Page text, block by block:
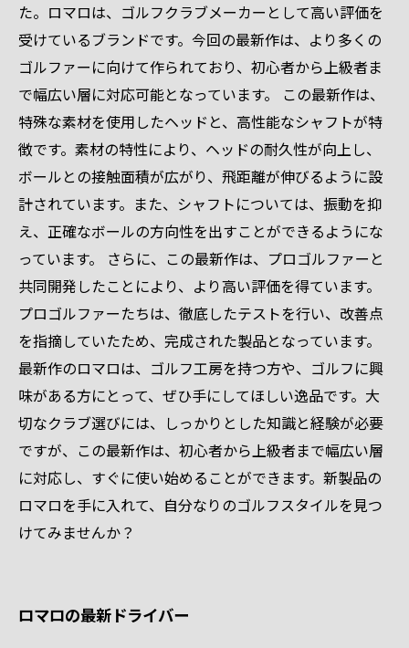
た。ロマロは、ゴルフクラブメーカーとして高い評価を
受けているブランドです。今回の最新作は、より多くの
ゴルファーに向けて作られており、初心者から上級者ま
で幅広い層に対応可能となっています。 この最新作は、
特殊な素材を使用したヘッドと、高性能なシャフトが特
徴です。素材の特性により、ヘッドの耐久性が向上し、
ボールとの接触面積が広がり、飛距離が伸びるように設
計されています。また、シャフトについては、振動を抑
え、正確なボールの方向性を出すことができるようにな
っています。 さらに、この最新作は、プロゴルファーと
共同開発したことにより、より高い評価を得ています。
プロゴルファーたちは、徹底したテストを行い、改善点
を指摘していたため、完成された製品となっています。
最新作のロマロは、ゴルフ工房を持つ方や、ゴルフに興
味がある方にとって、ぜひ手にしてほしい逸品です。大
切なクラブ選びには、しっかりとした知識と経験が必要
ですが、この最新作は、初心者から上級者まで幅広い層
に対応し、すぐに使い始めることができます。新製品の
ロマロを手に入れて、自分なりのゴルフスタイルを見つ
けてみませんか？
ロマロの最新ドライバー